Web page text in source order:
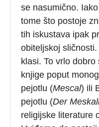
se nasumično.
tome što postoje
tih iskustava ipak
obiteljskoj
klasi. To vrlo
knjige poput
pejotlu (Mescal) ili
pejotlu (Der
religijske literature